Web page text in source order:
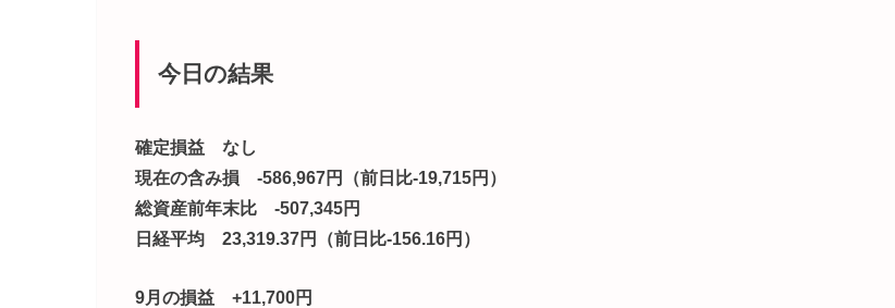
今日の結果
確定損益 なし
現在の含み損 -586,967円（前日比-19,715円）
総資産前年末比 -507,345円
日経平均 23,319.37円（前日比-156.16円）
9月の損益 +11,700円